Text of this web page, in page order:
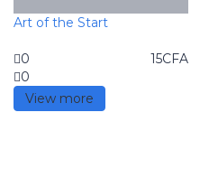
Art of the Start
0
0
15CFA
View more